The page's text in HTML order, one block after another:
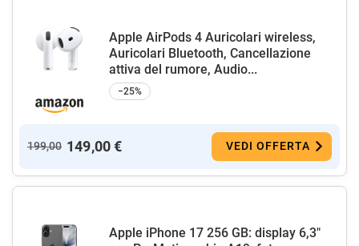
Apple AirPods 4 Auricolari wireless,
Auricolari Bluetooth, Cancellazione
attiva del rumore, Audio...
−25%
199,00 149,00 € VEDI OFFERTA
Apple iPhone 17 256 GB: display 6,3"